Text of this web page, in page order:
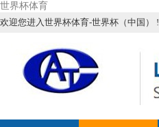
世界杯体育
欢迎您进入世界杯体育-世界杯（中国） !